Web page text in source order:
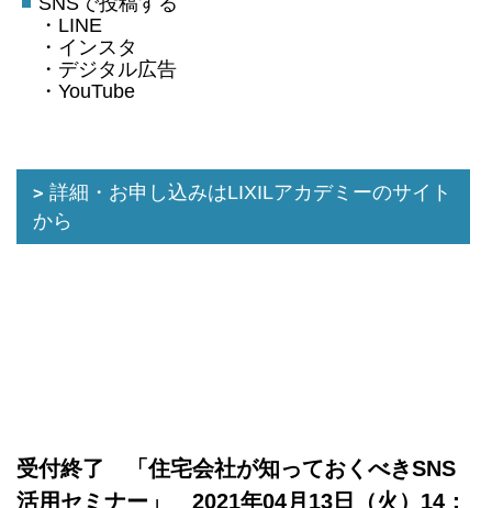
・LINE
・インスタ
・デジタル広告
・YouTube
詳細・お申し込みはLIXILアカデミーのサイト
から
受付終了 「住宅会社が知っておくべきSNS
活用セミナー」 2021年04月13日（火）14：